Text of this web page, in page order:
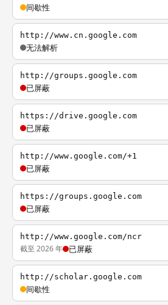
间歇性
http://www.cn.google.com
无法解析
http://groups.google.com
已屏蔽
https://drive.google.com
已屏蔽
http://www.google.com/+1
已屏蔽
https://groups.google.com
已屏蔽
http://www.google.com/ncr
截至 2026 年 已屏蔽
http://scholar.google.com
间歇性